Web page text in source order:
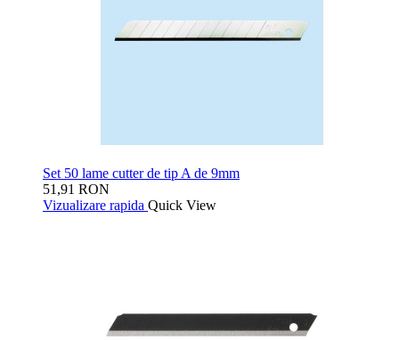
Set 50 lame cutter de tip A de 9mm
51,91 RON
Vizualizare rapida Quick View